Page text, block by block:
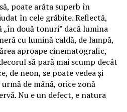
poate arăta superb în
în cele grăbite. Reflectă,
două tonuri” dacă lumina
cu lumină caldă, de lampă,
aproape cinematografic,
să pară mai scump decât
de neon, se poate vedea și
de mână, orice zonă
Nu e un defect, e natura